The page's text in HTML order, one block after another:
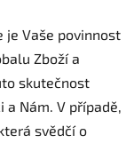
je Vaše povinnost
Zboží a
skutečnost
Nám. V případě,
svědčí o